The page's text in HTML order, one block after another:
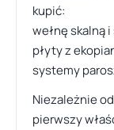
kupić:
wełnę skalną i
płyty z
systemy
Niezależnie
pierwszy